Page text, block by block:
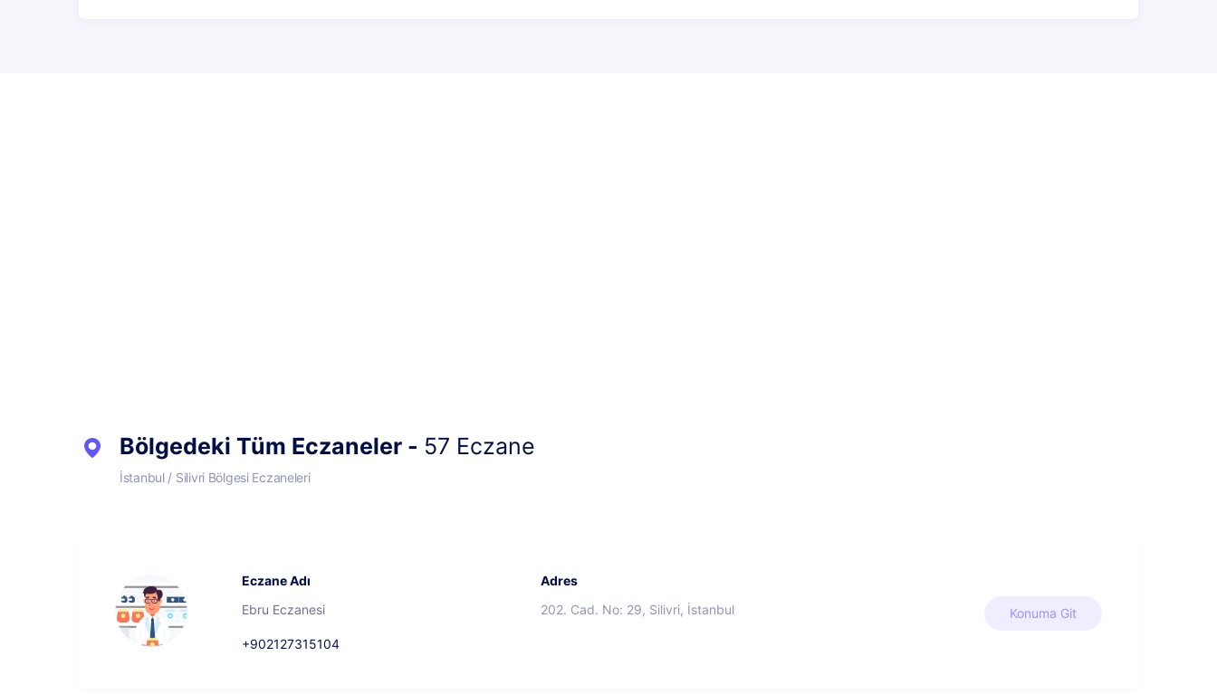
Bölgedeki Tüm Eczaneler - 57 Eczane
İstanbul / Silivri Bölgesi Eczaneleri
Eczane Adı
Ebru Eczanesi
+902127315104
Adres
202. Cad. No: 29, Silivri, İstanbul
Konuma Git